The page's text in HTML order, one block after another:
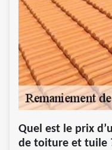
Quel est le prix
de toiture et tuile